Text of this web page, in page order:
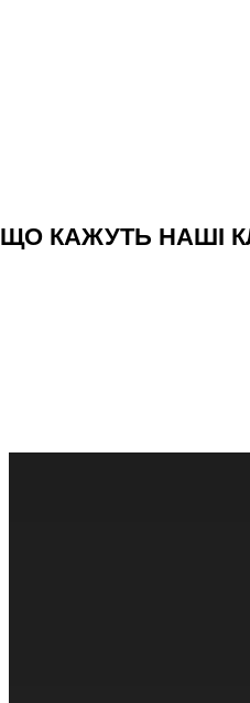
ЩО КАЖУТЬ НАШІ